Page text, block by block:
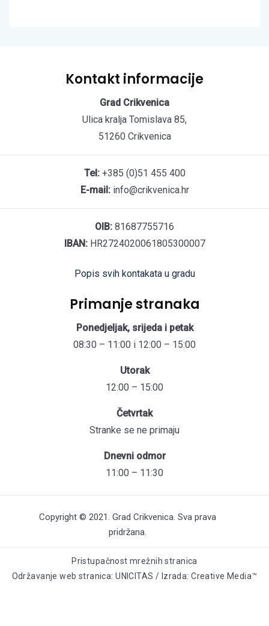
Kontakt informacije
Grad Crikvenica
Ulica kralja Tomislava 85,
51260 Crikvenica
Tel:+385 (0)51 455 400
E-mail:info@crikvenica.hr
OIB: 81687755716
IBAN:HR2724020061805300007
Popis svih kontakata u gradu
Primanje stranaka
Ponedjeljak, srijeda i petak
08:30 – 11:00 i 12:00 – 15:00
Utorak
12:00 – 15:00
Četvrtak
Stranke se ne primaju
Dnevni odmor
11:00 – 11:30
Copyright © 2021. Grad Crikvenica. Sva prava
pridržana.
Pristupačnost mrežnih stranica
Održavanje web stranica: UNICITAS / Izrada: Creative Media™